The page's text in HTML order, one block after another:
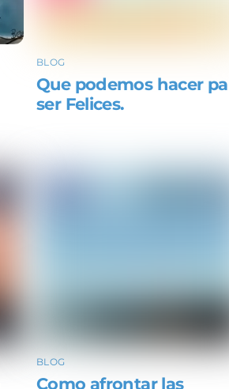
BLOG
Que podemos hacer
ser Felices.
BLOG
Como afrontar las